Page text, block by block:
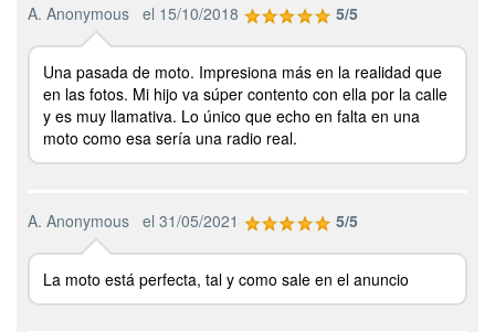
A. Anonymous el 15/10/2018 5/5
Una pasada de moto. Impresiona más en la realidad que
en las fotos. Mi hijo va súper contento con ella por la calle
y es muy llamativa. Lo único que echo en falta en una
moto como esa sería una radio real.
A. Anonymous el 31/05/2021 5/5
La moto está perfecta, tal y como sale en el anuncio